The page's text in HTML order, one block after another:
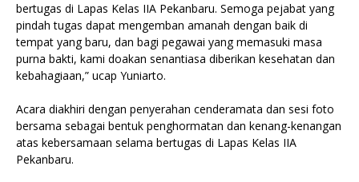
bertugas di Lapas Kelas IIA Pekanbaru. Semoga pejabat yang
pindah tugas dapat mengemban amanah dengan baik di
tempat yang baru, dan bagi pegawai yang memasuki masa
purna bakti, kami doakan senantiasa diberikan kesehatan dan
kebahagiaan,” ucap Yuniarto.
Acara diakhiri dengan penyerahan cenderamata dan sesi foto
bersama sebagai bentuk penghormatan dan kenang-kenangan
atas kebersamaan selama bertugas di Lapas Kelas IIA
Pekanbaru.